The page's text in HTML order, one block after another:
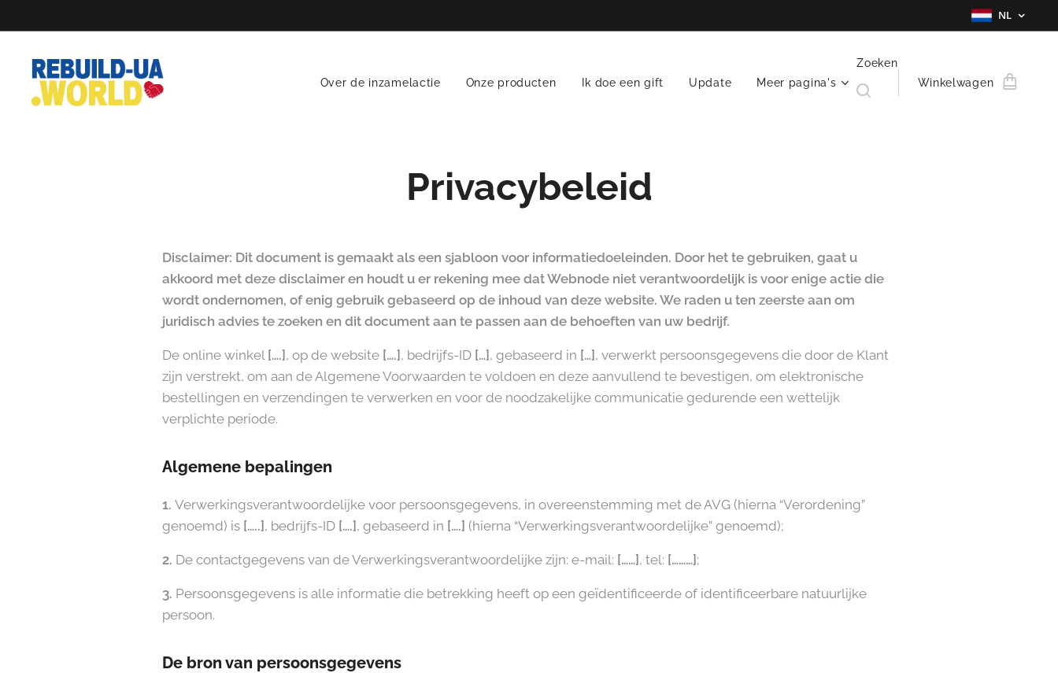
NL
Over de inzamelactie Onze producten Ik doe een gift Update Meer pagina's
Zoeken
Winkelwagen
Privacybeleid
Disclaimer: Dit document is gemaakt als een sjabloon voor informatiedoeleinden. Door het te gebruiken, gaat u
akkoord met deze disclaimer en houdt u er rekening mee dat Webnode niet verantwoordelijk is voor enige actie die
wordt ondernomen, of enig gebruik gebaseerd op de inhoud van deze website. We raden u ten zeerste aan om
juridisch advies te zoeken en dit document aan te passen aan de behoeften van uw bedrijf.
De online winkel [….] , op de website [….] , bedrijfs-ID […] , gebaseerd in […] , verwerkt persoonsgegevens die door de Klant
zijn verstrekt, om aan de Algemene Voorwaarden te voldoen en deze aanvullend te bevestigen, om elektronische
bestellingen en verzendingen te verwerken en voor de noodzakelijke communicatie gedurende een wettelijk
verplichte periode.
Algemene bepalingen
1. Verwerkingsverantwoordelijke voor persoonsgegevens, in overeenstemming met de AVG (hierna “Verordening”
genoemd) is […..] , bedrijfs-ID [….] , gebaseerd in [….] (hierna “Verwerkingsverantwoordelijke” genoemd);
2. De contactgegevens van de Verwerkingsverantwoordelijke zijn: e-mail: [……] , tel: [………] ;
3. Persoonsgegevens is alle informatie die betrekking heeft op een geïdentificeerde of identificeerbare natuurlijke
persoon.
De bron van persoonsgegevens